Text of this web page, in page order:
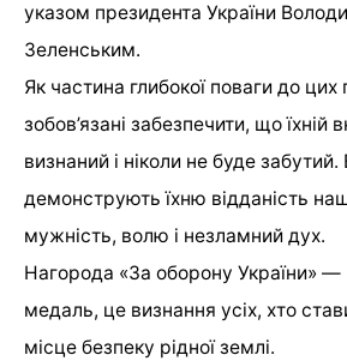
указом президента України
Зеленським.
Як частина глибокої поваги до цих
зобов’язані забезпечити, що їхній
визнаний і ніколи не буде забутий.
демонструють їхню відданість
мужність, волю і незламний дух.
Нагорода «За оборону України» —
медаль, це визнання усіх, хто
місце безпеку рідної землі.